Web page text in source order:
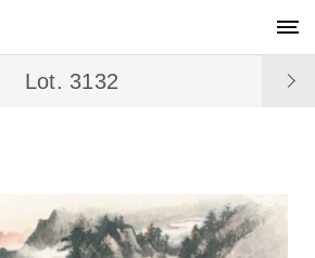
Lot. 3132